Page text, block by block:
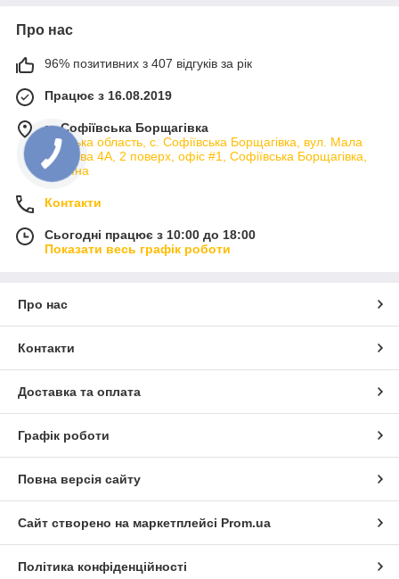
Про нас
96% позитивних з 407 відгуків за рік
Працює з 16.08.2019
м. Софіївська Борщагівка
Київська область, с. Софіївська Борщагівка, вул. Мала
кільцева 4А, 2 поверх, офіс #1, Софіївська Борщагівка,
Україна
Контакти
Сьогодні працює з 10:00 до 18:00
Показати весь графік роботи
Про нас
Контакти
Доставка та оплата
Графік роботи
Повна версія сайту
Сайт створено на маркетплейсі Prom.ua
Політика конфіденційності